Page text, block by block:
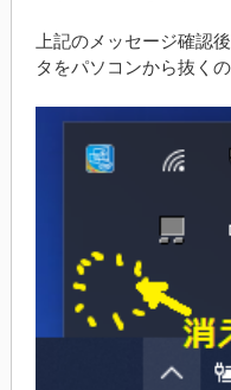
上記のメッセージ確認
タをパソコンから抜く